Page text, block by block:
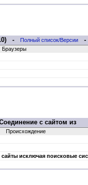
10) - Полный список/Версии
Браузеры
с сайтом из
Происхождение
исключая поисковые